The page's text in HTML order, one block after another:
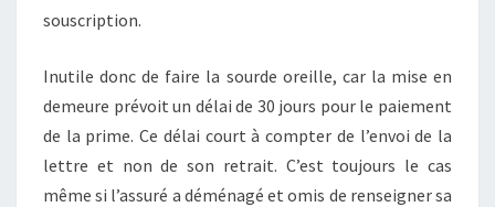
souscription.
Inutile donc de faire la sourde oreille, car la mise en
demeure prévoit un délai de 30 jours pour le paiement
de la prime. Ce délai court à compter de l’envoi de la
lettre et non de son retrait. C’est toujours le cas
même si l’assuré a déménagé et omis de renseigner sa